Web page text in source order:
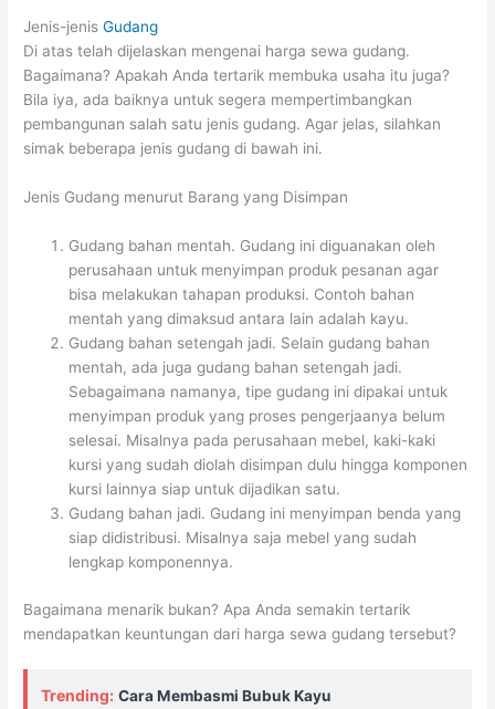
Jenis-jenisGudang
Di atas telah dijelaskan mengenai harga sewa gudang.
Bagaimana? Apakah Anda tertarik membuka usaha itu juga?
Bila iya, ada baiknya untuk segera mempertimbangkan
pembangunan salah satu jenis gudang. Agar jelas, silahkan
simak beberapa jenis gudang di bawah ini.
Jenis Gudang menurut Barang yang Disimpan
Gudang bahan mentah. Gudang ini diguanakan oleh
perusahaan untuk menyimpan produk pesanan agar
bisa melakukan tahapan produksi. Contoh bahan
mentah yang dimaksud antara lain adalah kayu.
Gudang bahan setengah jadi. Selain gudang bahan
mentah, ada juga gudang bahan setengah jadi.
Sebagaimana namanya, tipe gudang ini dipakai untuk
menyimpan produk yang proses pengerjaanya belum
selesai. Misalnya pada perusahaan mebel, kaki-kaki
kursi yang sudah diolah disimpan dulu hingga komponen
kursi lainnya siap untuk dijadikan satu.
Gudang bahan jadi. Gudang ini menyimpan benda yang
siap didistribusi. Misalnya saja mebel yang sudah
lengkap komponennya.
Bagaimana menarik bukan? Apa Anda semakin tertarik
mendapatkan keuntungan dari harga sewa gudang tersebut?
Trending: Cara Membasmi Bubuk Kayu